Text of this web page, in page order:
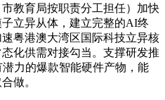
教育局按职责分工担任）加快
立异从体，建立完整的AI终
粤港澳大湾区国际科技立异核
化供需对接勾当。支撑研发推
力的爆款智能硬件产物，能
做。